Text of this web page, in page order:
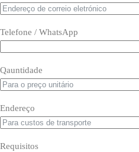
Telefone / WhatsApp
Qauntidade
Endereço
Requisitos